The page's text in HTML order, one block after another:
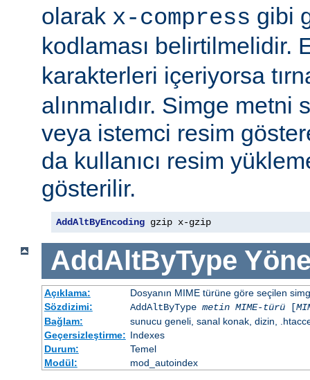
olarak x-compress gibi
kodlaması belirtilmelidir.
karakterleri içeriyorsa
alınmalıdır. Simge metni
veya istemci resim
da kullanıcı resim
gösterilir.
AddAltByEncoding gzip x-gzip
AddAltByType
Açıklama:
Dosyanın MIME türüne göre seçilen
Sözdizimi:
AddAltByType metin MIME-türü[
Bağlam:
sunucu geneli, sanal konak, dizin,
Geçersizleştirme: Indexes
Durum:
Temel
Modül:
mod_autoindex